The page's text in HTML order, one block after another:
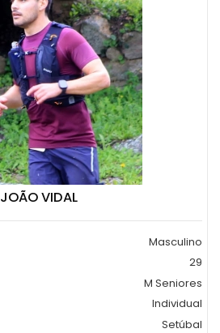
JOÃO VIDAL
Masculino
29
M Seniores
Individual
Setúbal